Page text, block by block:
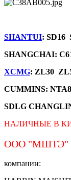
SHANTUI: SD16
SHANGCHAI:
XCMG: ZL30
CUMMINS:
SDLG
НАЛИЧНЫЕ В
ООО "МШТЭ"
компании: